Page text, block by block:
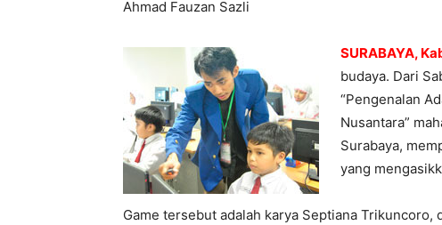
Ahmad Fauzan Sazli
SURABAYA,
budaya. Dari
“Pengenalan
Nusantara”
Surabaya,
yang
Game tersebut adalah karya Septiana